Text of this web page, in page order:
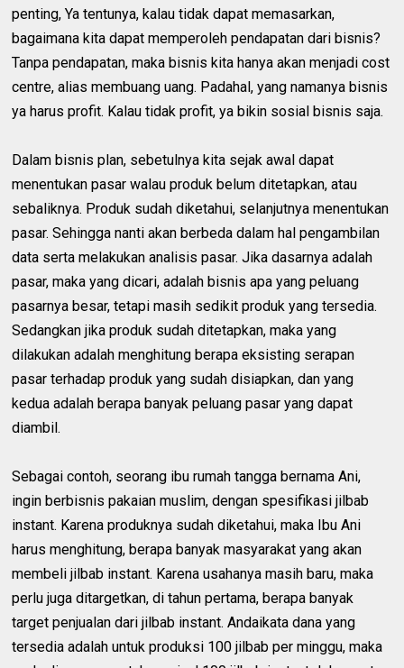
penting, Ya tentunya, kalau tidak dapat memasarkan,
bagaimana kita dapat memperoleh pendapatan dari bisnis?
Tanpa pendapatan, maka bisnis kita hanya akan menjadi cost
centre, alias membuang uang. Padahal, yang namanya bisnis
ya harus profit. Kalau tidak profit, ya bikin sosial bisnis saja.
Dalam bisnis plan, sebetulnya kita sejak awal dapat
menentukan pasar walau produk belum ditetapkan, atau
sebaliknya. Produk sudah diketahui, selanjutnya menentukan
pasar. Sehingga nanti akan berbeda dalam hal pengambilan
data serta melakukan analisis pasar. Jika dasarnya adalah
pasar, maka yang dicari, adalah bisnis apa yang peluang
pasarnya besar, tetapi masih sedikit produk yang tersedia.
Sedangkan jika produk sudah ditetapkan, maka yang
dilakukan adalah menghitung berapa eksisting serapan
pasar terhadap produk yang sudah disiapkan, dan yang
kedua adalah berapa banyak peluang pasar yang dapat
diambil.
Sebagai contoh, seorang ibu rumah tangga bernama Ani,
ingin berbisnis pakaian muslim, dengan spesifikasi jilbab
instant. Karena produknya sudah diketahui, maka Ibu Ani
harus menghitung, berapa banyak masyarakat yang akan
membeli jilbab instant. Karena usahanya masih baru, maka
perlu juga ditargetkan, di tahun pertama, berapa banyak
target penjualan dari jilbab instant. Andaikata dana yang
tersedia adalah untuk produksi 100 jilbab per minggu, maka